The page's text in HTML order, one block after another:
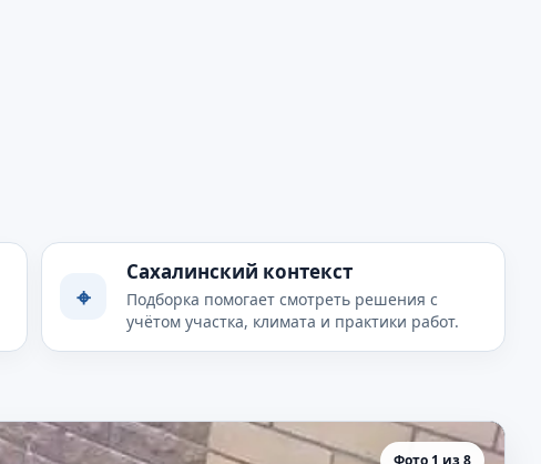
⌖
Сахалинский контекст
Подборка помогает смотреть решения с
учётом участка, климата и практики работ.